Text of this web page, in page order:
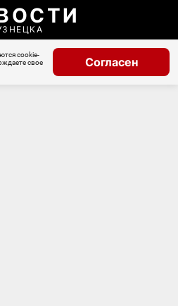
cookie-
свое
Согласен